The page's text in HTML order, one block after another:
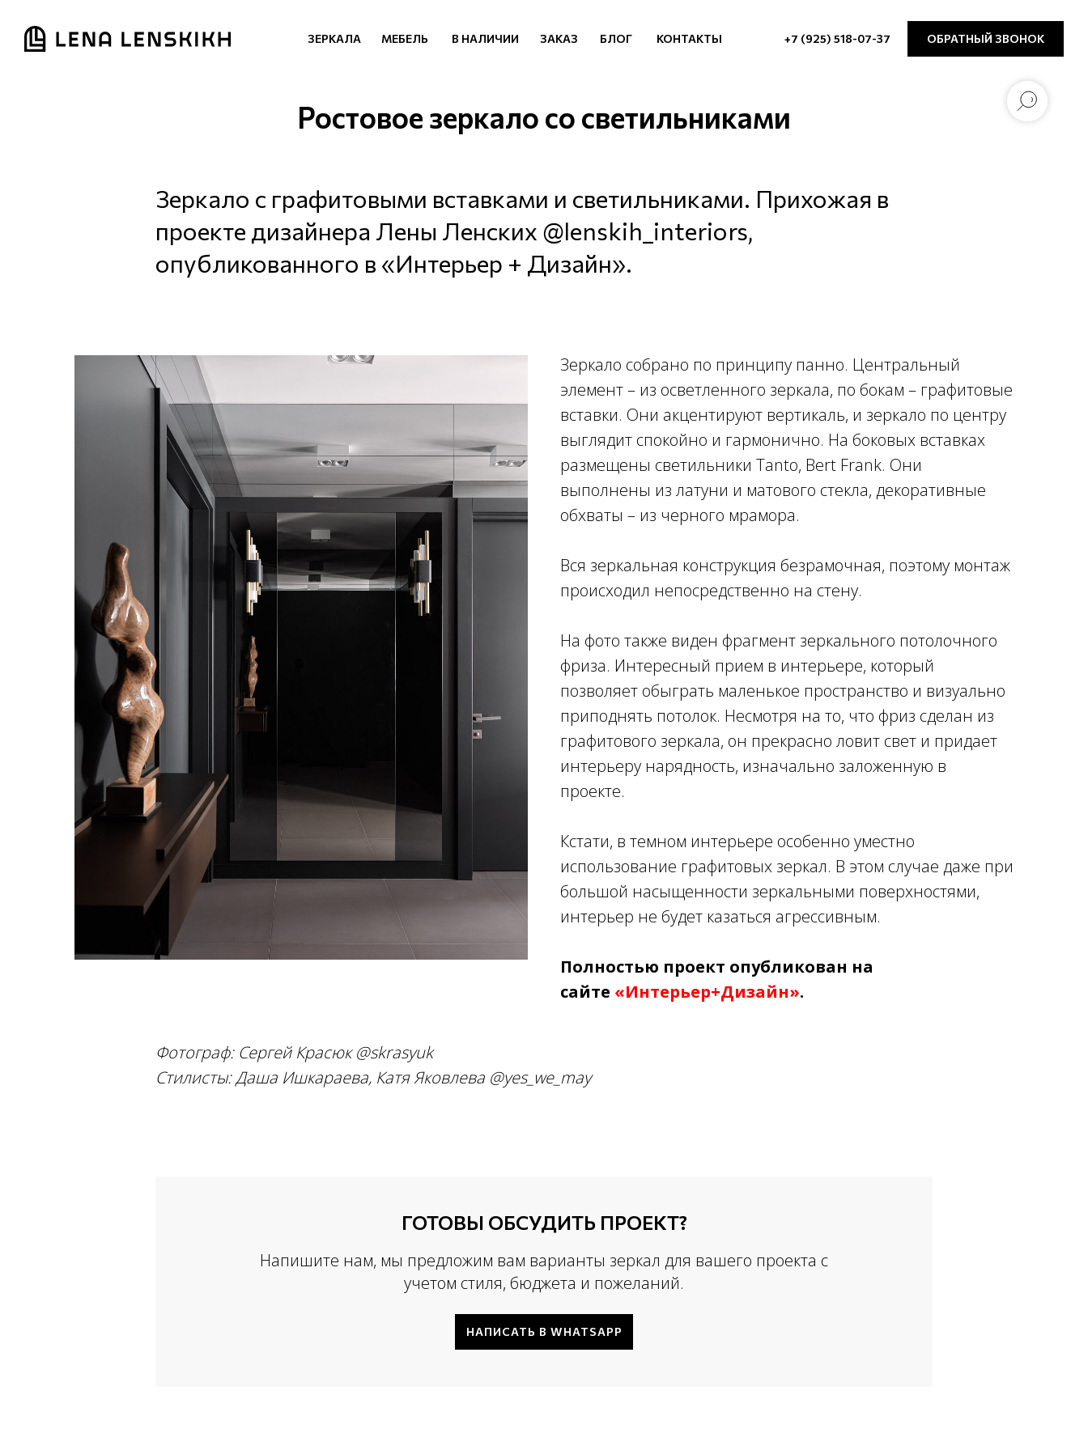
ОБРАТНЫЙ ЗВОНОК
+7 (925) 518-07-37
ЗЕРКАЛА МЕБЕЛЬ В НАЛИЧИИ БЛОГ КОНТАКТЫ
ЗАКАЗ
Ростовое зеркало со светильниками
Зеркало с графитовыми вставками и светильниками. Прихожая в
проекте дизайнера Лены Ленских @lenskih_interiors,
опубликованного в «Интерьер + Дизайн».
Зеркало собрано по принципу панно. Центральный
элемент – из осветленного зеркала, по бокам – графитовые
вставки. Они акцентируют вертикаль, и зеркало по центру
выглядит спокойно и гармонично. На боковых вставках
размещены светильники Tanto, Bert Frank. Они
выполнены из латуни и матового стекла, декоративные
обхваты – из черного мрамора.
Вся зеркальная конструкция безрамочная, поэтому монтаж
происходил непосредственно на стену.
На фото также виден фрагмент зеркального потолочного
фриза. Интересный прием в интерьере, который
позволяет обыграть маленькое пространство и визуально
приподнять потолок. Несмотря на то, что фриз сделан из
графитового зеркала, он прекрасно ловит свет и придает
интерьеру нарядность, изначально заложенную в
проекте.
Кстати, в темном интерьере особенно уместно
использование графитовых зеркал. В этом случае даже при
большой насыщенности зеркальными поверхностями,
интерьер не будет казаться агрессивным.
Полностью проект опубликован на
сайте «Интерьер+Дизайн».
Фотограф: Сергей Красюк @skrasyuk
Стилисты: Даша Ишкараева, Катя Яковлева @yes_we_may
ГОТОВЫ ОБСУДИТЬ ПРОЕКТ?
Напишите нам, мы предложим вам варианты зеркал для вашего проекта с
учетом стиля, бюджета и пожеланий.
НАПИСАТЬ В WHATSAPP